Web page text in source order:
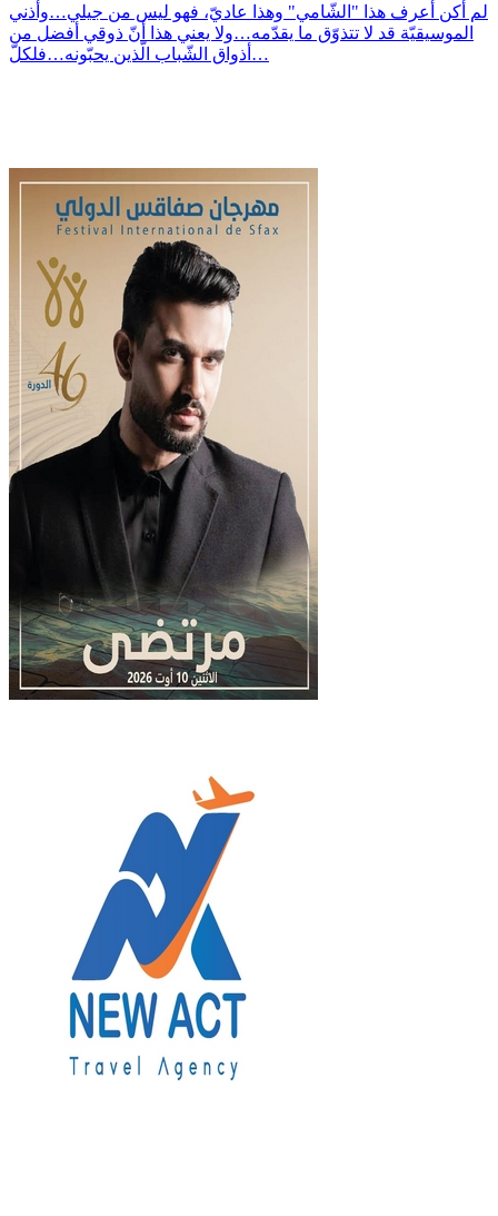
لم أكن أعرف هذا "الشّامي" وهذا عاديّ، فهو ليس من جيلي…وأذني
الموسيقيّة قد لا تتذوّق ما يقدّمه…ولا يعني هذا أنّ ذوقي أفضل من
أذواق الشّباب الّذين يحبّونه…فلكلّ…